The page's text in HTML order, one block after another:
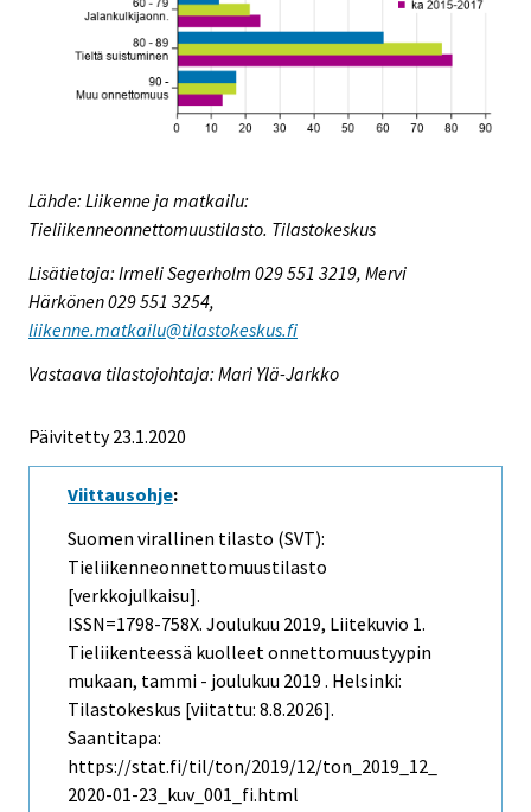
Lähde: Liikenne ja matkailu:
Tieliikenneonnettomuustilasto. Tilastokeskus
Lisätietoja: Irmeli Segerholm 029 551 3219, Mervi
Härkönen 029 551 3254,
liikenne.matkailu@tilastokeskus.fi
Vastaava tilastojohtaja: Mari Ylä-Jarkko
Päivitetty 23.1.2020
Viittausohje:
Suomen virallinen tilasto (SVT):
Tieliikenneonnettomuustilasto
[verkkojulkaisu].
ISSN=1798-758X. Joulukuu 2019, Liitekuvio 1.
Tieliikenteessä kuolleet onnettomuustyypin
mukaan, tammi - joulukuu 2019 . Helsinki:
Tilastokeskus [viitattu: 8.8.2026].
Saantitapa:
https://stat.fi/til/ton/2019/12/ton_2019_12_
2020-01-23_kuv_001_fi.html